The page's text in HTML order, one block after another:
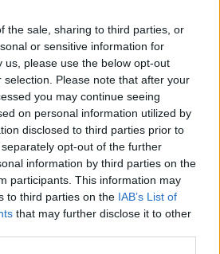
the sale, sharing to third parties, or
or sensitive information for
us, please use the below opt-out
Please note that after your
you may continue seeing
on personal information utilized by
disclosed to third parties prior to
opt-out of the further
information by third parties on the
participants. This information may
to third parties on the IAB’s List of
that may further disclose it to other
departamentas,
val. 05 min. Panevėžyje,
„Volvo V60“,
metu
Panevėžio
(gim. 1979 m.),
kelio važiuojamąją dalį
(gimusi 2015 m.).